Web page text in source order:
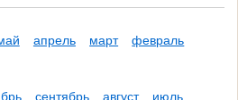
апрель март
февраль
сентябрь август
июль